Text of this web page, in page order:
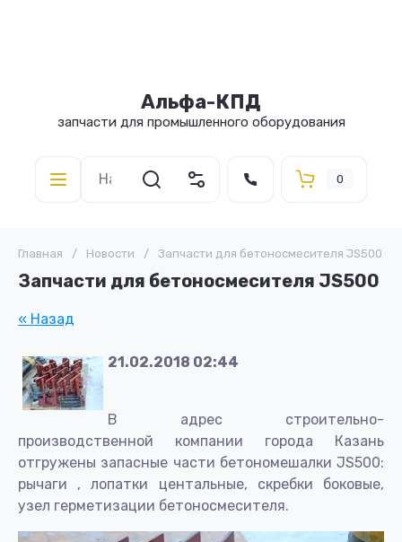
Альфа-КПД
запчасти для промышленного оборудования
0
Главная / Новости / Запчасти для бетоносмесителя JS500
Запчасти для бетоносмесителя JS500
« Назад
21.02.2018 02:44
В адрес строительно-
производственной компании города Казань
отгружены запасные части бетономешалки JS500:
рычаги , лопатки центальные, скребки боковые,
узел герметизации бетоносмесителя.